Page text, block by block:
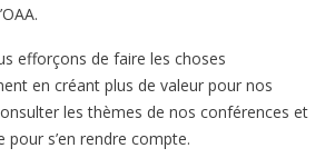
efforçons de faire les choses
en créant plus de valeur pour nos
les thèmes de nos conférences et
pour s’en rendre compte.